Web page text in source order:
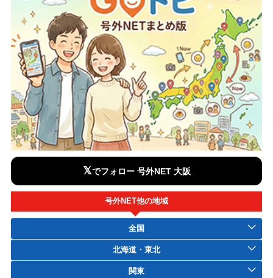
𝕏でフォロー 号外NET 大阪
号外NET他の地域
全国
北海道・東北
関東